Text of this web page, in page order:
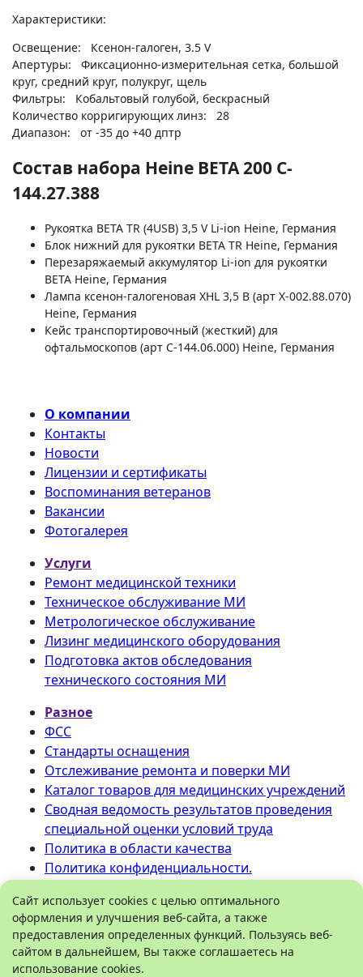
Характеристики:
Освещение: Ксенон-галоген, 3.5 V
Апертуры: Фиксационно-измерительная сетка, большой
круг, средний круг, полукруг, щель
Фильтры: Кобальтовый голубой, бескрасный
Количество корригирующих линз: 28
Диапазон: от -35 до +40 дптр
Состав набора Heine BETA 200 C-
144.27.388
Рукоятка BETA ТR (4USB) 3,5 V Li-ion Heine, Германия
Блок нижний для рукоятки ВЕТА TR Heine, Германия
Перезаряжаемый аккумулятор Li-ion для рукоятки
BETA Heine, Германия
Лампа ксенон-галогеновая XHL 3,5 В (арт X-002.88.070)
Heine, Германия
Кейс транспортировочный (жесткий) для
офтальмоскопов (арт С-144.06.000) Heine, Германия
О компании
Контакты
Новости
Лицензии и сертификаты
Воспоминания ветеранов
Вакансии
Фотогалерея
Услуги
Ремонт медицинской техники
Техническое обслуживание МИ
Метрологическое обслуживание
Лизинг медицинского оборудования
Подготовка актов обследования
технического состояния МИ
Разное
ФСС
Стандарты оснащения
Отслеживание ремонта и поверки МИ
Каталог товаров для медицинских учреждений
Сводная ведомость результатов проведения
специальной оценки условий труда
Политика в области качества
Политика конфиденциальности.
©ООО «Медтехника» РБ.
Все права защищены 2026.
450096,Башкортостан, городУфа,
Рязанская улица, дом 5Схема проезда
Сайт использует cookies с целью оптимального
оформления и улучшения веб-сайта, а также
предоставления определенных функций. Пользуясь веб-
сайтом в дальнейшем, Вы также соглашаетесь на
использование cookies.